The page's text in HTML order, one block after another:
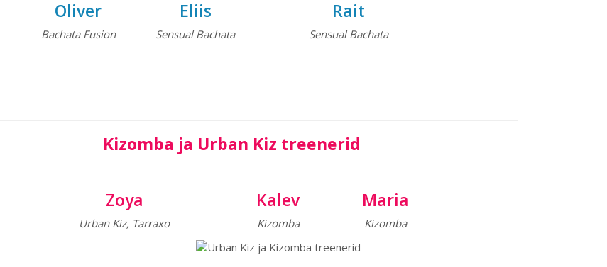
Oliver
Bachata Fusion
Eliis
Sensual Bachata
Rait
Sensual Bachata
Kizomba ja Urban Kiz treenerid
Zoya
Urban Kiz, Tarraxo
Kalev
Kizomba
Maria
Kizomba